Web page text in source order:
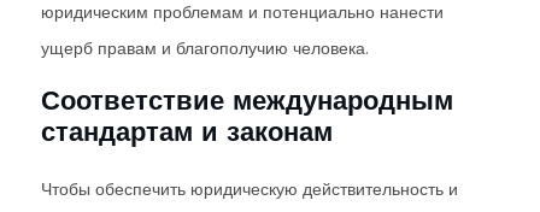
юридическим проблемам и потенциально нанести
ущерб правам и благополучию человека.
Соответствие международным
стандартам и законам
Чтобы обеспечить юридическую действительность и